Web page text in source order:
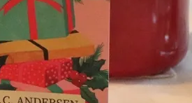
kommentarerna